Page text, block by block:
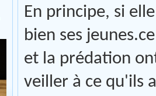
En principe, si
bien ses
et la prédation
veiller à ce qu'ils